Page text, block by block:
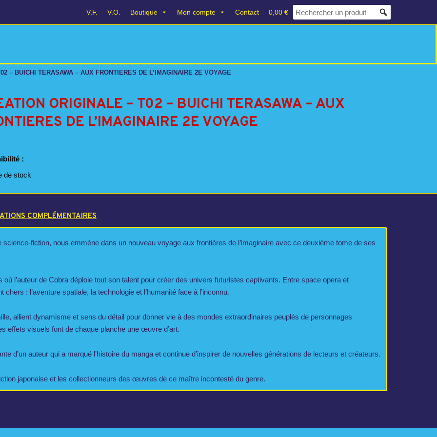
V.F. V.O. Boutique Mon compte Contact 0,00 €
– BUICHI TERASAWA – AUX FRONTIERES DE L’IMAGINAIRE 2E VOYAGE
ORIGINALE – T02 – BUICHI TERASAWA – AUX
DE L’IMAGINAIRE 2E VOYAGE
:
de stock
COMPLÉMENTAIRES
fiction, nous emmène dans un nouveau voyage aux frontières de l’imaginaire avec ce deuxième tome de ses
l’auteur de Cobra déploie tout son talent pour créer des univers futuristes captivants. Entre space opera et
: l’aventure spatiale, la technologie et l’humanité face à l’inconnu.
allient dynamisme et sens du détail pour donner vie à des mondes extraordinaires peuplés de personnages
effets visuels font de chaque planche une œuvre d’art.
d’un auteur qui a marqué l’histoire du manga et continue d’inspirer de nouvelles générations de lecteurs et créateurs.
japonaise et les collectionneurs des œuvres de ce maître incontesté du genre.